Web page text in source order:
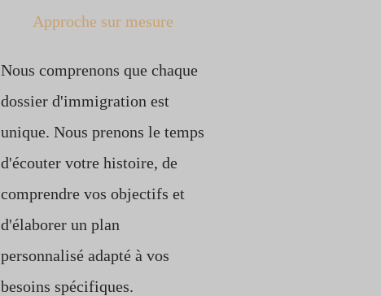
Approche sur mesure
Nous comprenons que chaque
dossier d'immigration est
unique. Nous prenons le temps
d'écouter votre histoire, de
comprendre vos objectifs et
d'élaborer un plan
personnalisé adapté à vos
besoins spécifiques.